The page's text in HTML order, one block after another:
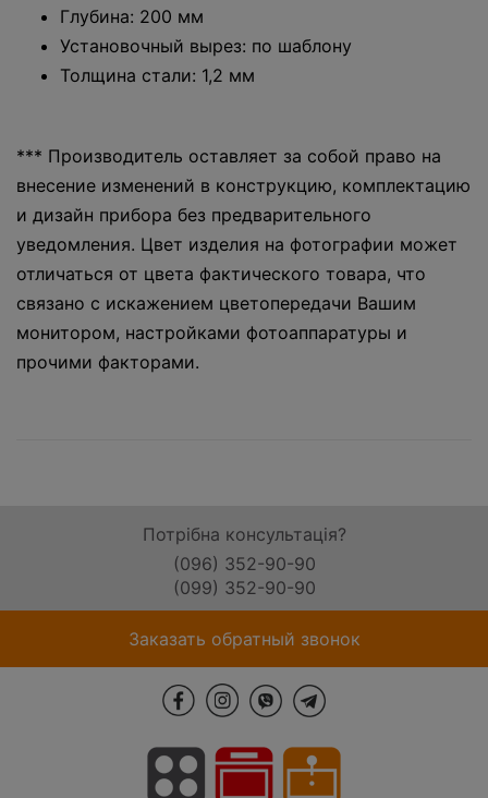
Глубина: 200 мм
Установочный вырез: по шаблону
Толщина стали: 1,2 мм
*** Производитель оставляет за собой право на
внесение изменений в конструкцию, комплектацию
и дизайн прибора без предварительного
уведомления. Цвет изделия на фотографии может
отличаться от цвета фактического товара, что
связано с искажением цветопередачи Вашим
монитором, настройками фотоаппаратуры и
прочими факторами.
Потрібна консультація?
(096) 352-90-90
(099) 352-90-90
Заказать обратный звонок